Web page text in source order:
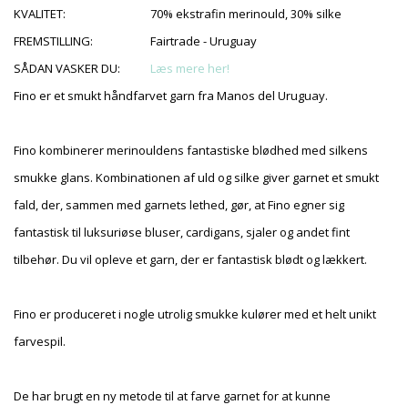
KVALITET:
FREMSTILLING:
SÅDAN VASKER DU:
70% ekstrafin merinould, 30% silke
Fairtrade - Uruguay
Læs mere her!
Fino er et smukt håndfarvet garn fra Manos del Uruguay.
Fino kombinerer merinouldens fantastiske blødhed med silkens
smukke glans. Kombinationen af uld og silke giver garnet et smukt
fald, der, sammen med garnets lethed, gør, at Fino egner sig
fantastisk til luksuriøse bluser, cardigans, sjaler og andet fint
tilbehør. Du vil opleve et garn, der er fantastisk blødt og lækkert.
Fino er produceret i nogle utrolig smukke kulører med et helt unikt
farvespil.
De har brugt en ny metode til at farve garnet for at kunne